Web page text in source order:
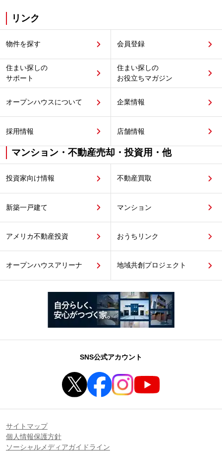
リンク
物件を探す 会員登録
住まい探しの
サポート
住まい探しの
お役立ちマガジン
オープンハウスについて 企業情報
採用情報 店舗情報
マンション・不動産売却・投資用・他
投資家向け情報 不動産買取
新築一戸建て マンション
アメリカ不動産投資 おうちリンク
オープンハウスアリーナ 地域共創プロジェクト
SNS公式アカウント
サイトマップ
個人情報保護方針
ソーシャルメディアガイドライン